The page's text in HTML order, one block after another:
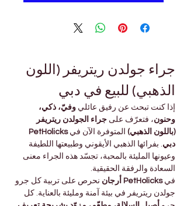
جراء جولدن ريتريفر (اللون
الذهبي) للبيع في دبي
إذا كنت تبحث عن رفيق عائلي وفيّ، ذكي،
وحنون، فتعرّف على جراء الجولدن ريتريفر
(باللون الذهبي) المتوفرة الآن في
دبي. بفرائها الذهبي الأيقوني وطبيعتها اللطيفة
وعيونها المليئة بالمحبة، تجسّد هذه الجراء معنى
السعادة والرفقة الحقيقية.
في PetHolicks أرجان
نحرص على تربية كل جرو
جولدن ريتريفر في بيئة آمنة ومليئة بالعناية. كل